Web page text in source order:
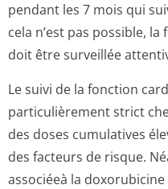
pendant les 7 mois qui
cela n’est pas possible,
doit être surveillée
Le suivi de la fonction
particulièrement strict
des doses cumulatives
des facteurs de risque.
associéeà la